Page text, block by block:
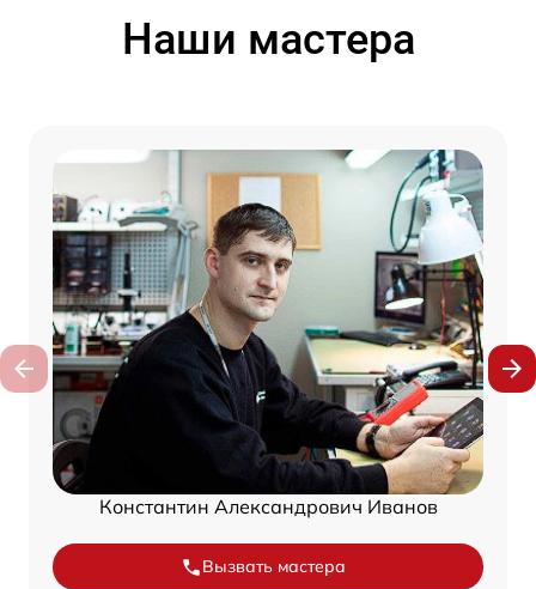
Наши мастера
Константин Александрович Иванов
Вызвать мастера